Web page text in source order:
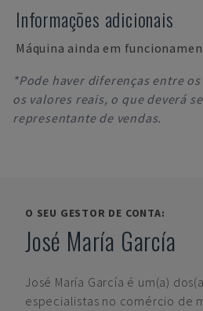
Informações adicionais
Máquina ainda em
*Pode haver diferenças entre
os valores reais, o que deverá
representante de vendas.
O SEU GESTOR DE CONTA:
José María García
José María García é um(a)
especialistas no comércio de